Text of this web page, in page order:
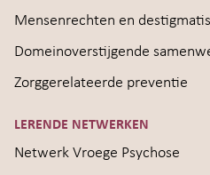
Mensenrechten en
Domeinoverstijgende
Zorggerelateerde preventie
LERENDE NETWERKEN
Netwerk Vroege Psychose